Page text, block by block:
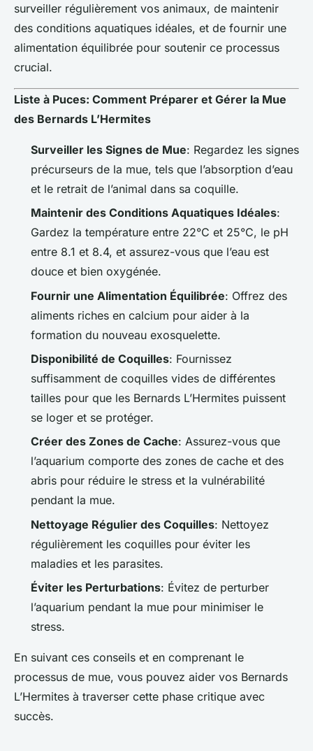
surveiller régulièrement vos animaux, de maintenir
des conditions aquatiques idéales, et de fournir une
alimentation équilibrée pour soutenir ce processus
crucial.
Liste à Puces: Comment Préparer et Gérer la Mue
des Bernards L’Hermites
Surveiller les Signes de Mue: Regardez les signes
précurseurs de la mue, tels que l’absorption d’eau
et le retrait de l’animal dans sa coquille.
Maintenir des Conditions Aquatiques Idéales:
Gardez la température entre 22°C et 25°C, le pH
entre 8.1 et 8.4, et assurez-vous que l’eau est
douce et bien oxygénée.
Fournir une Alimentation Équilibrée: Offrez des
aliments riches en calcium pour aider à la
formation du nouveau exosquelette.
Disponibilité de Coquilles: Fournissez
suffisamment de coquilles vides de différentes
tailles pour que les Bernards L’Hermites puissent
se loger et se protéger.
Créer des Zones de Cache: Assurez-vous que
l’aquarium comporte des zones de cache et des
abris pour réduire le stress et la vulnérabilité
pendant la mue.
Nettoyage Régulier des Coquilles: Nettoyez
régulièrement les coquilles pour éviter les
maladies et les parasites.
Éviter les Perturbations: Évitez de perturber
l’aquarium pendant la mue pour minimiser le
stress.
En suivant ces conseils et en comprenant le
processus de mue, vous pouvez aider vos Bernards
L’Hermites à traverser cette phase critique avec
succès.